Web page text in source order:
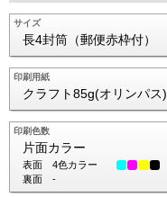
サイズ
長4封筒（郵便赤枠付）
印刷用紙
クラフト85g(オリンパス)
印刷色数
片面カラー
表面
4色カラー
裏面
-